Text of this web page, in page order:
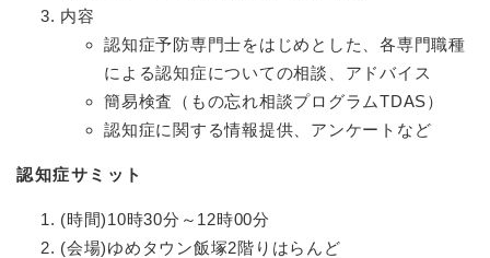
内容
認知症予防専門士をはじめとした、各専門職種
による認知症についての相談、アドバイス
簡易検査（もの忘れ相談プログラムTDAS）
認知症に関する情報提供、アンケートなど
認知症サミット
(時間)10時30分～12時00分
(会場)ゆめタウン飯塚2階りはらんど